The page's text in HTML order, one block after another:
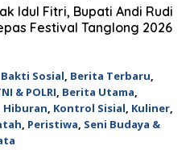
2026Idul Fitri, Bupati Andi Rudi
Festival Tanglong 2026
Bakti Sosial, Berita Terbaru,
& POLRI, Berita Utama,
Hiburan, Kontrol Sisial, Kuliner,
, Peristiwa, Seni Budaya &